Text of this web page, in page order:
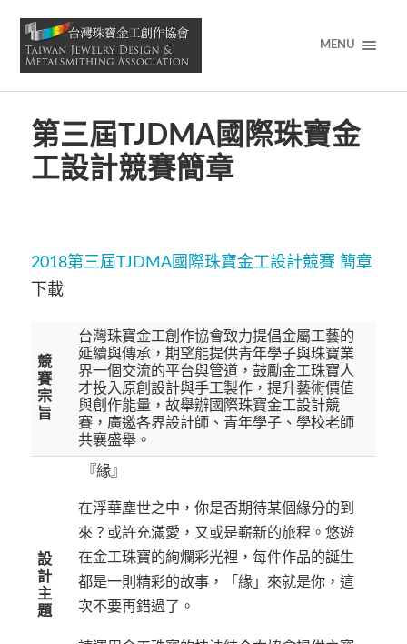
MENU
第三屆TJDMA國際珠寶金
工設計競賽簡章
2018第三屆TJDMA國際珠寶金工設計競賽 簡章
下載
競
賽
宗
旨
台灣珠寶金工創作協會致力提倡金屬工藝的
延續與傳承，期望能提供青年學子與珠寶業
界一個交流的平台與管道，鼓勵金工珠寶人
才投入原創設計與手工製作，提升藝術價值
與創作能量，故舉辦國際珠寶金工設計競
賽，廣邀各界設計師、青年學子、學校老師
共襄盛舉。
設
計
主
題
『緣』
在浮華塵世之中，你是否期待某個緣分的到
來？或許充滿愛，又或是嶄新的旅程。悠遊
在金工珠寶的絢爛彩光裡，每件作品的誕生
都是一則精彩的故事，「緣」來就是你，這
次不要再錯過了。